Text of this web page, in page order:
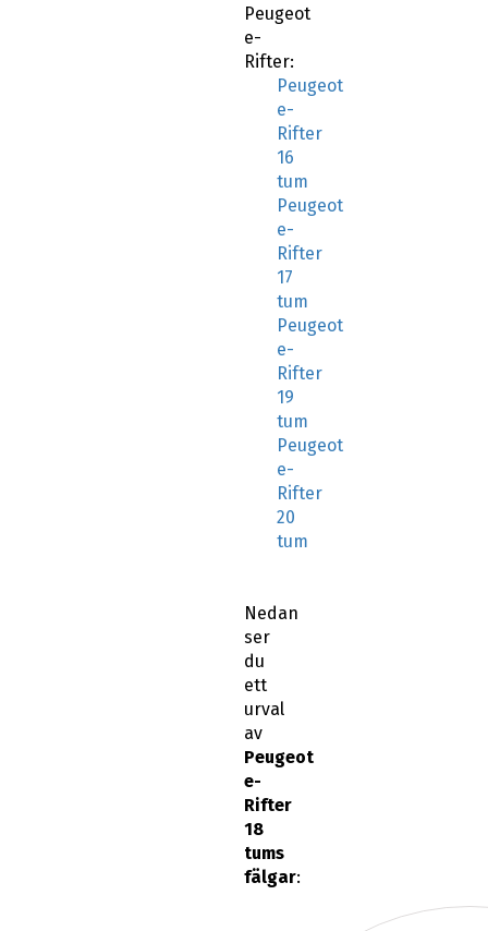
Peugeot
e-
Rifter:
Peugeot
e-
Rifter
16
tum
Peugeot
e-
Rifter
17
tum
Peugeot
e-
Rifter
19
tum
Peugeot
e-
Rifter
20
tum
Nedan
ser
du
ett
urval
av
Peugeot
e-
Rifter
18
tums
fälgar: